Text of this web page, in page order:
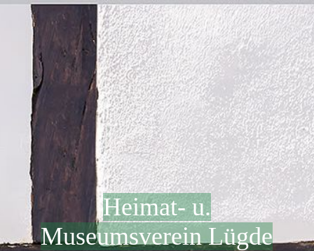
Heimat- u.
Museumsverein Lügde